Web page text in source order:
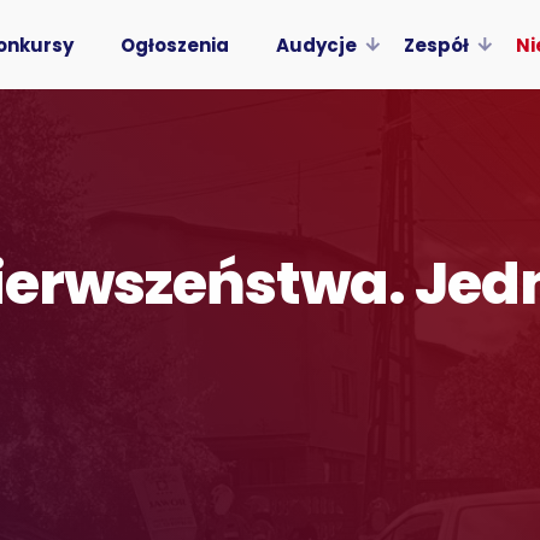
Ogłoszenia Audycje Zespół